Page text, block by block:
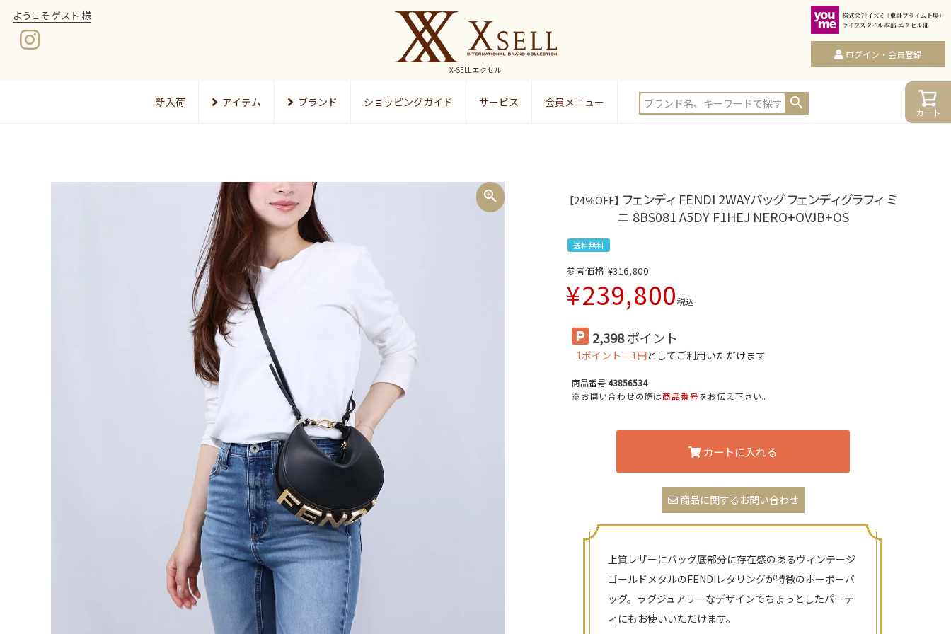
ようこそ ゲスト 様
X-SELL エクセル
ログイン・会員登録
新入荷 アイテム ブランド ショッピングガイド サービス 会員メニュー
検索
【24％OFF】 フェンディ FENDI 2WAYバッグ フェンディグラフィ ミ
ニ 8BS081 A5DY F1HEJ NERO+OVJB+OS
送料無料
参考価格 ¥316,800
¥239,800税込
2,398ポイント
1ポイント＝1円としてご利用いただけます
商品番号43856534
※お問い合わせの際は商品番号をお伝え下さい。
カートに入れる
商品に関するお問い合わせ
上質レザーにバッグ底部分に存在感のあるヴィンテージ
ゴールドメタルのFENDIレタリングが特徴のホーボーバ
ッグ。ラグジュアリーなデザインでちょっとしたパーテ
ィにもお使いいただけます。
カート